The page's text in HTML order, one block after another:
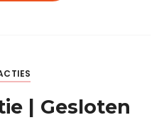
| Gesloten